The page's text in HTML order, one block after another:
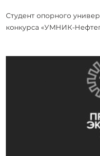
Студент опорного
конкурса «УМНИК-